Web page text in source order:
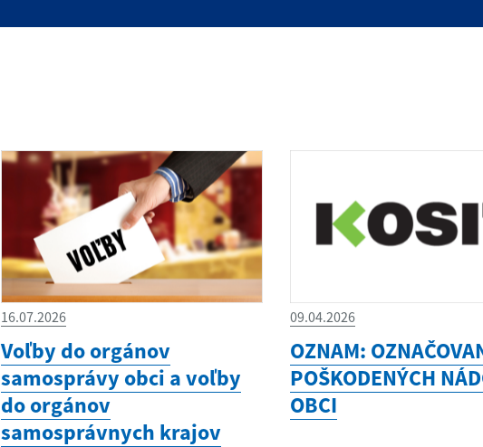
16.07.2026
Voľby do orgánov
samosprávy obci a voľby
do orgánov
samosprávnych krajov
09.04.2026
OZNAM:
POŠKODENÝCH
OBCI